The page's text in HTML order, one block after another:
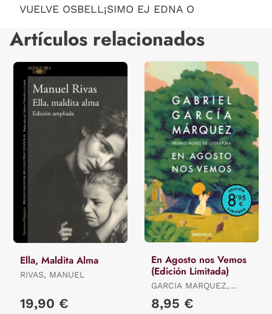
VUELVE OSBELL¡SIMO EJ EDNA O
Artículos relacionados
Ella, Maldita Alma
RIVAS, MANUEL
19,90 €
En Agosto nos Vemos
(Edición Limitada)
GARCIA MARQUEZ,
8,95 €